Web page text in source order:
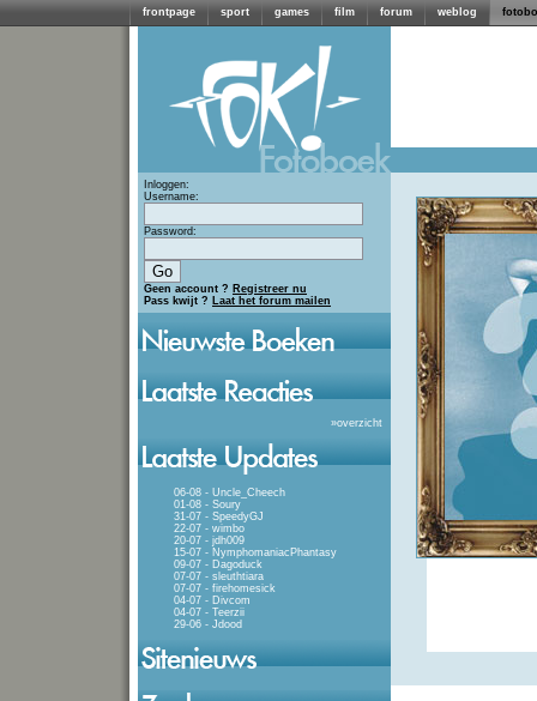
frontpage sport games film forum weblog
Inloggen:
Username:
Password:
Geen account ? Registreer nu
Pass kwijt ? Laat het forum mailen
»overzicht
06-08 - Uncle_Cheech
01-08 - Soury
31-07 - SpeedyGJ
22-07 - wimbo
20-07 - jdh009
15-07 - NymphomaniacPhantasy
09-07 - Dagoduck
07-07 - sleuthtiara
07-07 - firehomesick
04-07 - Divcom
04-07 - Teerzii
29-06 - Jdood